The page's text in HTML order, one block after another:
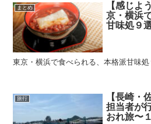
まとめ
【感じよ
京・横浜
甘味処９
東京・横浜で食べられる、本格派甘味処
旅行
【長崎・
担当者が
おれ旅〜